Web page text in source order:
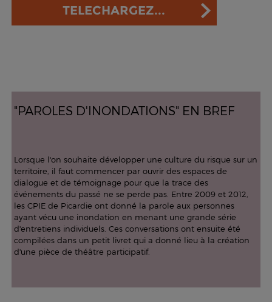
TELECHARGEZ...
"PAROLES D'INONDATIONS" EN BREF
Lorsque l'on souhaite développer une culture du risque sur un
territoire, il faut commencer par ouvrir des espaces de
dialogue et de témoignage pour que la trace des
événements du passé ne se perde pas. Entre 2009 et 2012,
les CPIE de Picardie ont donné la parole aux personnes
ayant vécu une inondation en menant une grande série
d'entretiens individuels. Ces conversations ont ensuite été
compilées dans un petit livret qui a donné lieu à la création
d'une pièce de théâtre participatif.